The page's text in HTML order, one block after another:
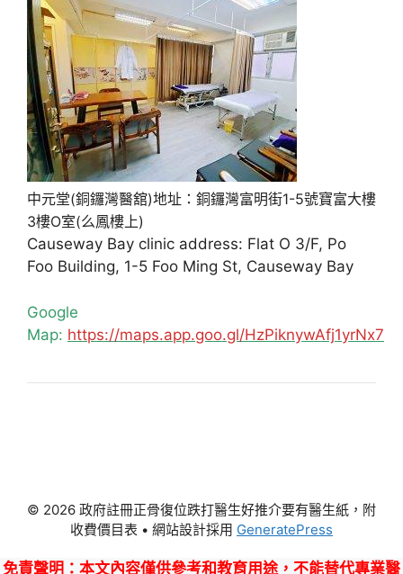
中元堂(銅鑼灣醫舘)地址：銅鑼灣富明街1-5號寶富大樓
3樓O室(么鳳樓上)
Causeway Bay clinic address: Flat O 3/F, Po
Foo Building, 1-5 Foo Ming St, Causeway Bay
Google
Map: https://maps.app.goo.gl/HzPiknywAfj1yrNx7
© 2026 政府註冊正骨復位跌打醫生好推介要有醫生紙，附
收費價目表 • 網站設計採用 GeneratePress
免責聲明 ：本文內容僅供參考和教育用途，不能替代專業醫